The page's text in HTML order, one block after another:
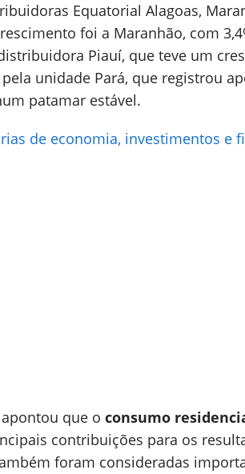
Equatorial Alagoas,
foi a Maranhão, com
Piauí, que teve um
unidade Pará, que registrou
patamar estável.
de economia, investimentos e
que o consumo
contribuições para os
foram consideradas